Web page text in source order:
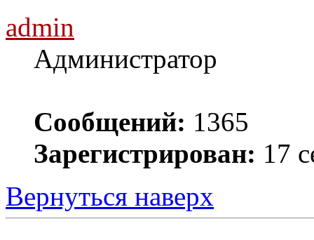
admin
Администратор
Сообщений: 1365
Зарегистрирован: 17
Вернуться наверх